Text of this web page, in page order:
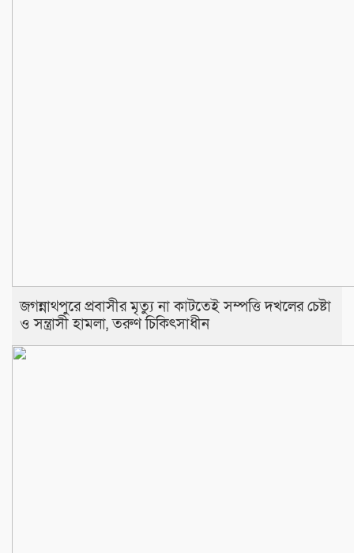
জগন্নাথপুরে প্রবাসীর মৃত্যু না কাটতেই সম্পত্তি দখলের চেষ্টা
ও সন্ত্রাসী হামলা, তরুণ চিকিৎসাধীন